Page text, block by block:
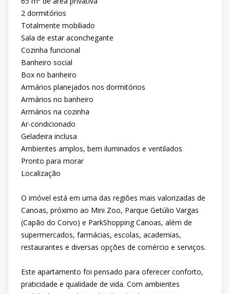
2 dormitórios
Totalmente mobiliado
Sala de estar aconchegante
Cozinha funcional
Banheiro social
Box no banheiro
Armários planejados nos dormitórios
Armários no banheiro
Armários na cozinha
Ar-condicionado
Geladeira inclusa
Ambientes amplos, bem iluminados e ventilados
Pronto para morar
Localização
O imóvel está em uma das regiões mais valorizadas de
Canoas, próximo ao Mini Zoo, Parque Getúlio Vargas
(Capão do Corvo) e ParkShopping Canoas, além de
supermercados, farmácias, escolas, academias,
restaurantes e diversas opções de comércio e serviços.
Este apartamento foi pensado para oferecer conforto,
praticidade e qualidade de vida. Com ambientes